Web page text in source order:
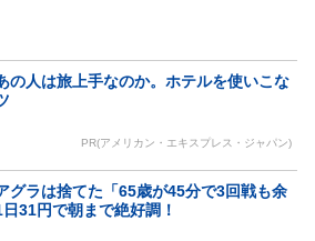
の人は旅上手なのか。ホテルを使いこな
PR(アメリカン・エキスプレス・ジャパン)
グラは捨てた「65歳が45分で3回戦も余
31円で朝まで絶好調！